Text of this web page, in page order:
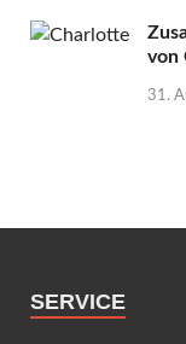
von
31.
SERVICE